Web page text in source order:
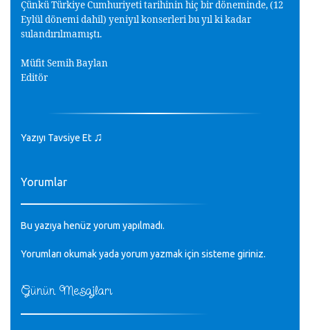
Günün Mesajları
Çünkü Türkiye Cumhuriyeti tarihinin hiç bir döneminde, (12
Eylül dönemi dahil) yeniyıl konserleri bu yıl ki kadar
sulandırılmamıştı.
Müfit Semih Baylan
Editör
Yazıyı Tavsiye Et ♫
Yorumlar
Bu yazıya henüz yorum yapılmadı.
Yorumları okumak yada yorum yazmak için sisteme giriniz.